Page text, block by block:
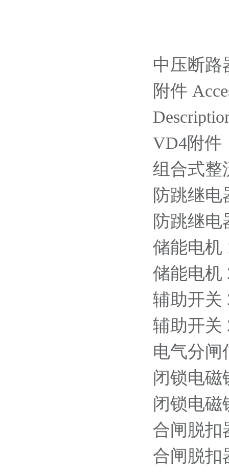
中压断路
附件
VD4附件
组合式整
防跳继电
防跳继电
储能电机
储能电机
辅助开关
辅助开关
电气分闸
闭锁电磁
闭锁电磁
合闸脱扣
合闸脱扣